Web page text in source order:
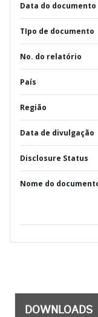
Data do documento
TIpo de documento
No. do relatório
País
Região
Data de divulgação
Disclosure Status
Nome do
DOWNLOADS